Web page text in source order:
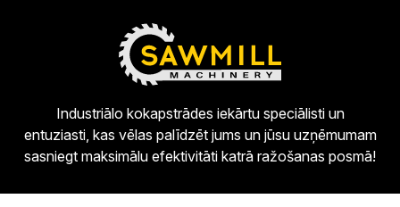
Industriālo kokapstrādes iekārtu speciālisti un
entuziasti, kas vēlas palīdzēt jums un jūsu uzņēmumam
sasniegt maksimālu efektivitāti katrā ražošanas posmā!